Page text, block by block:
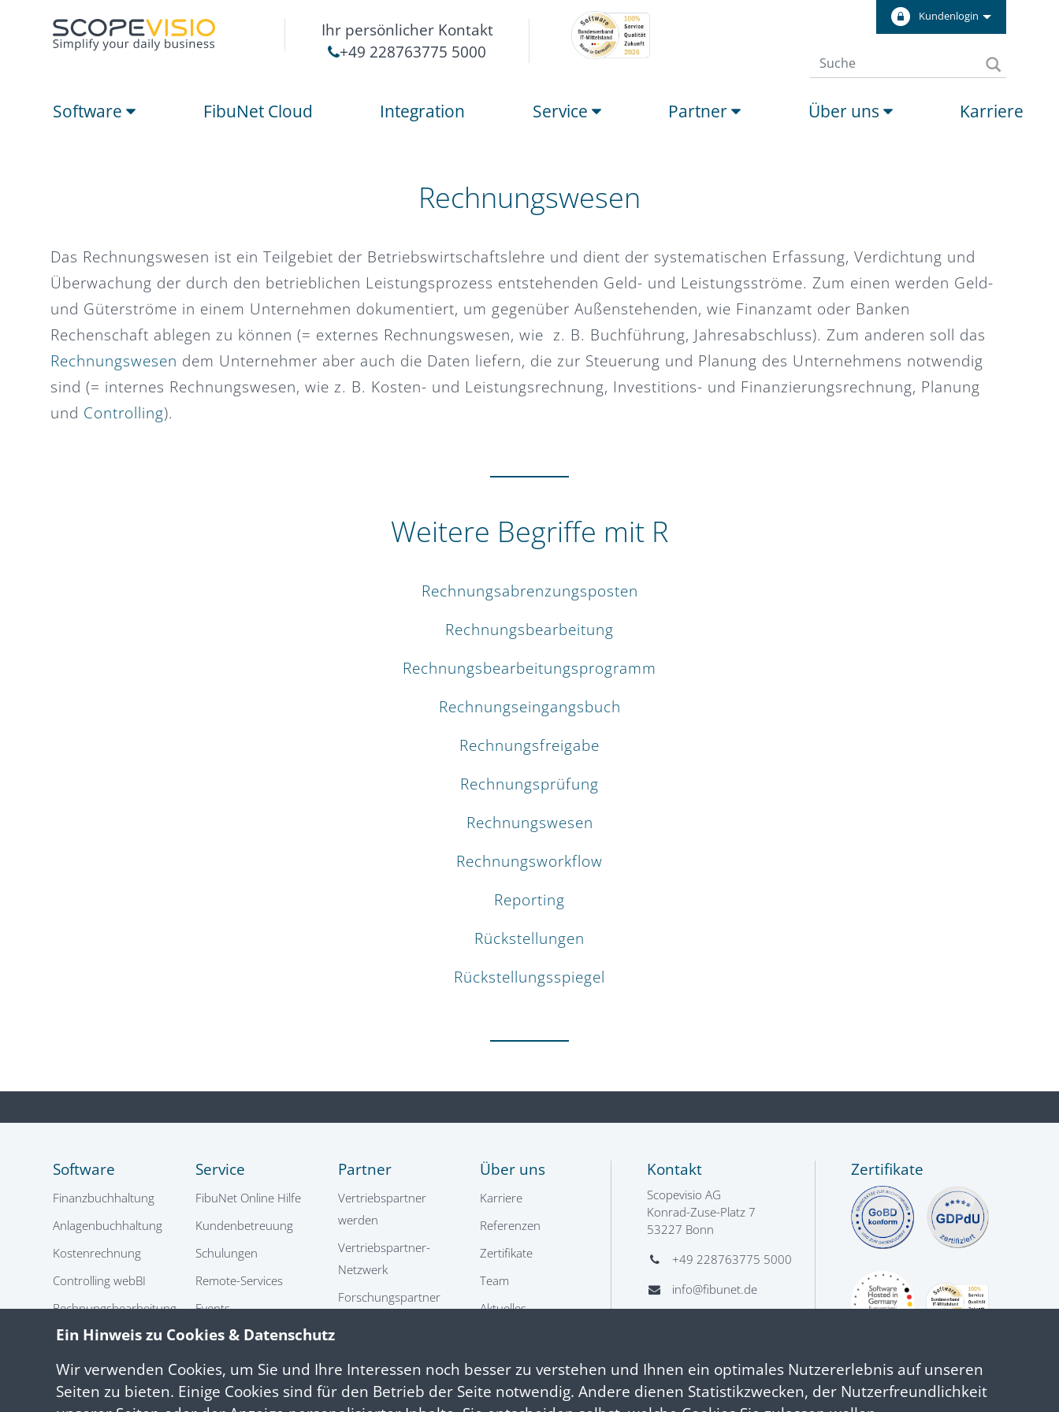
Ihr persönlicher Kontakt
+49 228763775 5000
Kundenlogin
Software FibuNet Cloud Integration Service Partner Über uns Karriere
Rechnungswesen
Das Rechnungswesen ist ein Teilgebiet der Betriebswirtschaftslehre und dient der systematischen Erfassung, Verdichtung und
Überwachung der durch den betrieblichen Leistungsprozess entstehenden Geld- und Leistungsströme. Zum einen werden Geld-
und Güterströme in einem Unternehmen dokumentiert, um gegenüber Außenstehenden, wie Finanzamt oder Banken
Rechenschaft ablegen zu können (= externes Rechnungswesen, wie z. B. Buchführung, Jahresabschluss). Zum anderen soll das
Rechnungswesen dem Unternehmer aber auch die Daten liefern, die zur Steuerung und Planung des Unternehmens notwendig
sind (= internes Rechnungswesen, wie z. B. Kosten- und Leistungsrechnung, Investitions- und Finanzierungsrechnung, Planung
und Controlling).
Weitere Begriffe mit R
Rechnungsabrenzungsposten
Rechnungsbearbeitung
Rechnungsbearbeitungsprogramm
Rechnungseingangsbuch
Rechnungsfreigabe
Rechnungsprüfung
Rechnungswesen
Rechnungsworkflow
Reporting
Rückstellungen
Rückstellungsspiegel
Software
Finanzbuchhaltung
Anlagenbuchhaltung
Kostenrechnung
Controlling webBI
Rechnungsbearbeitung
webIC
FibuNet Cloud
Service
FibuNet Online Hilfe
Kundenbetreuung
Schulungen
Remote-Services
Events
Infothek
Integration
Partner
Vertriebspartner
werden
Vertriebspartner-
Netzwerk
Forschungspartner
Über uns
Karriere
Referenzen
Zertifikate
Team
Aktuelles
Karriere
Kontakt
Scopevisio AG
Konrad-Zuse-Platz 7
53227 Bonn
+49 228763775 5000
info@fibunet.de
Zertifikate
Ein Hinweis zu Cookies & Datenschutz
Wir verwenden Cookies, um Sie und Ihre Interessen noch besser zu verstehen und Ihnen ein optimales Nutzererlebnis auf unseren
Seiten zu bieten. Einige Cookies sind für den Betrieb der Seite notwendig. Andere dienen Statistikzwecken, der Nutzerfreundlichkeit